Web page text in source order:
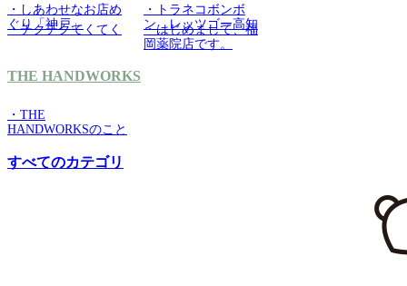
・しあわせなお店め
ぐり「神戸」
・トラネコボンボ
ン レッツゴー高知
・チクチクてくてく
・はじめまして、福
岡薬院店です。
THE HANDWORKS
・THE
HANDWORKSのこと
すべてのカテゴリ